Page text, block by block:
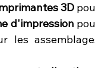
3D
d'impression
les